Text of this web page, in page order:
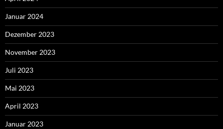
Januar 2024
Dezember 2023
November 2023
Juli 2023
Mai 2023
April 2023
Januar 2023